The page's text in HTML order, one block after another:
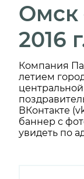
Омск
2016
Компания
летием
ВКонтакте
баннер с
увидеть по